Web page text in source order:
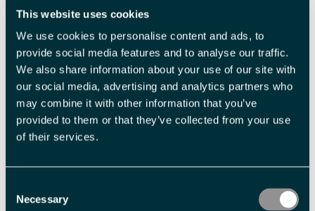
This website uses cookies
We use cookies to personalise content and ads, to
provide social media features and to analyse our traffic.
We also share information about your use of our site with
our social media, advertising and analytics partners who
may combine it with other information that you’ve
provided to them or that they’ve collected from your use
of their services.
Selection
Necessary
Billettype Billettavgift
Adults NOK 3 000,00 pr. person
Med forbehold om prisendringer.
Fasiliteter
båtturer